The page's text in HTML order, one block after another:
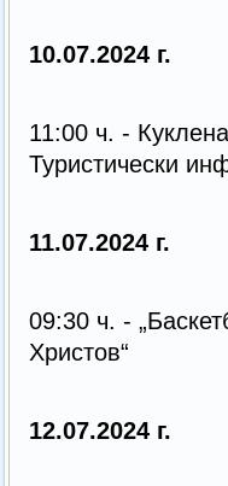
10.07.2024 г.
11:00 ч. -
Туристически
11.07.2024 г.
09:30 ч. -
Христов“
12.07.2024 г.